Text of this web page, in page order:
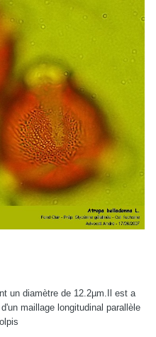
un diamètre de 12.2µm.Il est a
maillage longitudinal parallèle